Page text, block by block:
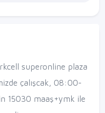
superonline plaza
çalışcak, 08:00-
15030 maaş+ymk ile